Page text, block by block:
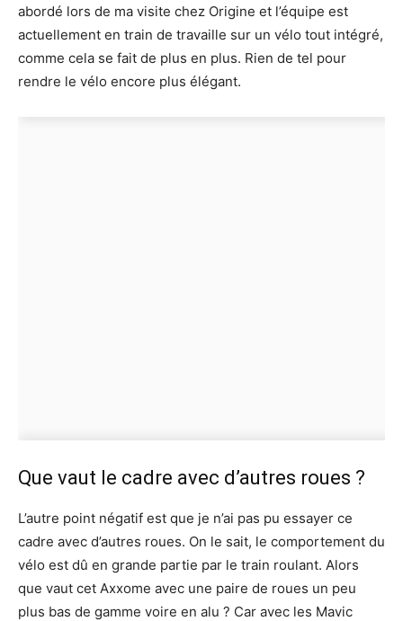
abordé lors de ma visite chez Origine et l’équipe est
actuellement en train de travaille sur un vélo tout intégré,
comme cela se fait de plus en plus. Rien de tel pour
rendre le vélo encore plus élégant.
Que vaut le cadre avec d’autres roues ?
L’autre point négatif est que je n’ai pas pu essayer ce
cadre avec d’autres roues. On le sait, le comportement du
vélo est dû en grande partie par le train roulant. Alors
que vaut cet Axxome avec une paire de roues un peu
plus bas de gamme voire en alu ? Car avec les Mavic